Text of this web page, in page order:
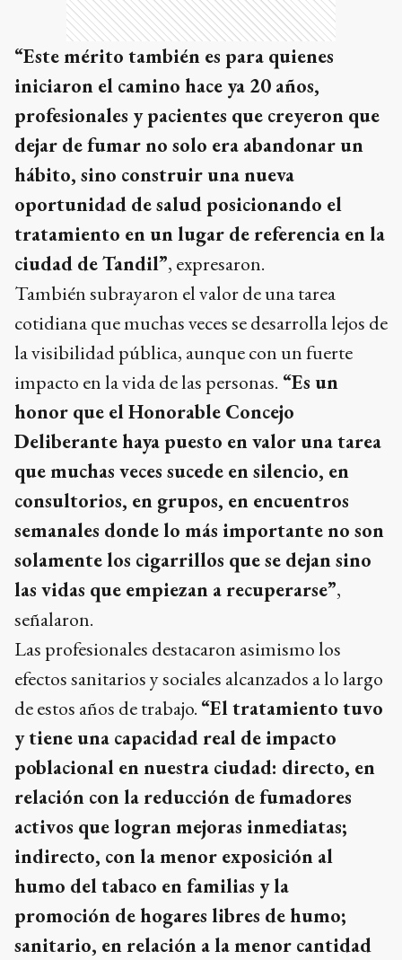
“Este mérito también es para quienes
iniciaron el camino hace ya 20 años,
profesionales y pacientes que creyeron que
dejar de fumar no solo era abandonar un
hábito, sino construir una nueva
oportunidad de salud posicionando el
tratamiento en un lugar de referencia en la
ciudad de Tandil”, expresaron.
También subrayaron el valor de una tarea
cotidiana que muchas veces se desarrolla lejos de
la visibilidad pública, aunque con un fuerte
impacto en la vida de las personas. “Es un
honor que el Honorable Concejo
Deliberante haya puesto en valor una tarea
que muchas veces sucede en silencio, en
consultorios, en grupos, en encuentros
semanales donde lo más importante no son
solamente los cigarrillos que se dejan sino
las vidas que empiezan a recuperarse”,
señalaron.
Las profesionales destacaron asimismo los
efectos sanitarios y sociales alcanzados a lo largo
de estos años de trabajo. “El tratamiento tuvo
y tiene una capacidad real de impacto
poblacional en nuestra ciudad: directo, en
relación con la reducción de fumadores
activos que logran mejoras inmediatas;
indirecto, con la menor exposición al
humo del tabaco en familias y la
promoción de hogares libres de humo;
sanitario, en relación a la menor cantidad